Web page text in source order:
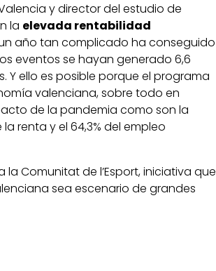
y director del estudio de
la elevada rentabilidad
año tan complicado ha conseguido
eventos se hayan generado 6,6
Y ello es posible porque el programa
valenciana, sobre todo en
de la pandemia como son la
renta y el 64,3% del empleo
Comunitat de l’Esport, iniciativa que
sea escenario de grandes